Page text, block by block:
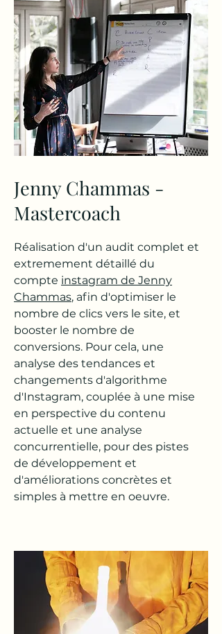
Jenny Chammas -
Mastercoach
Réalisation d'un audit complet et
extremement détaillé du
compte instagram de Jenny
Chammas, afin d'optimiser le
nombre de clics vers le site, et
booster le nombre de
conversions. Pour cela, une
analyse des tendances et
changements d'algorithme
d'Instagram, couplée à une mise
en perspective du contenu
actuelle et une analyse
concurrentielle, pour des pistes
de développement et
d'améliorations concrètes et
simples à mettre en oeuvre.